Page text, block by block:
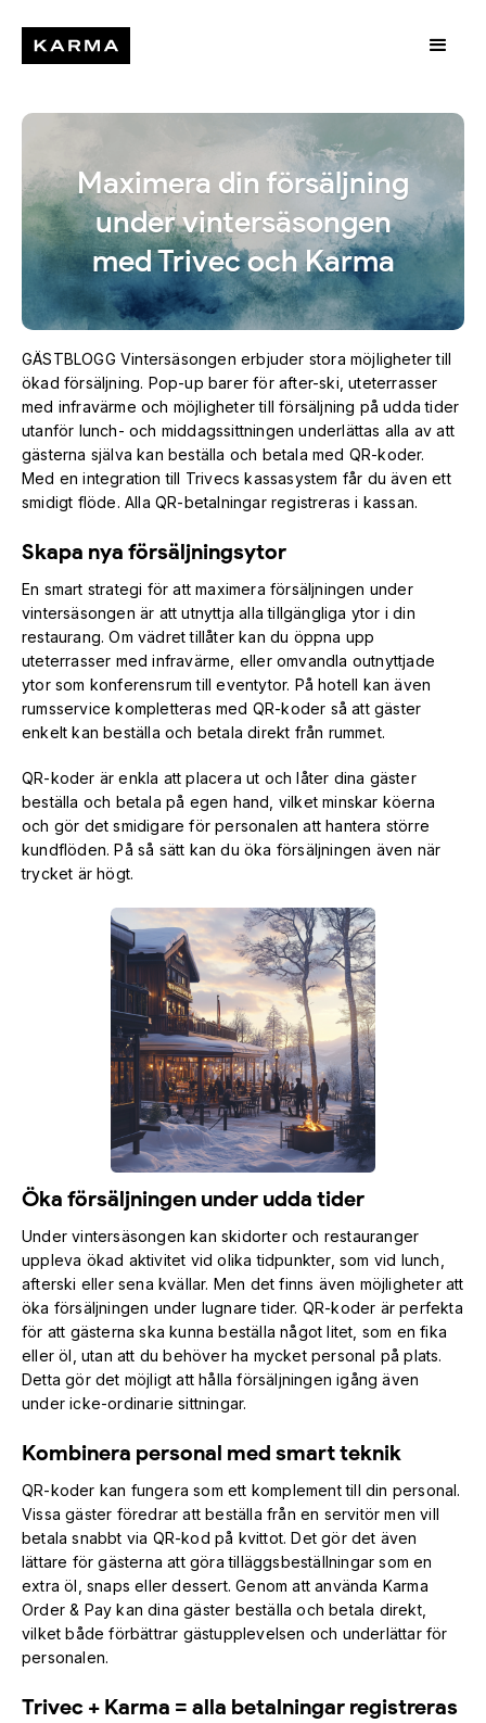
Maximera din försäljning
under vintersäsongen
med Trivec och Karma
GÄSTBLOGG Vintersäsongen erbjuder stora möjligheter till
ökad försäljning. Pop-up barer för after-ski, uteterrasser
med infravärme och möjligheter till försäljning på udda tider
utanför lunch- och middagssittningen underlättas alla av att
gästerna själva kan beställa och betala med QR-koder.
Med en integration till Trivecs kassasystem får du även ett
smidigt flöde. Alla QR-betalningar registreras i kassan.
Skapa nya försäljningsytor
En smart strategi för att maximera försäljningen under
vintersäsongen är att utnyttja alla tillgängliga ytor i din
restaurang. Om vädret tillåter kan du öppna upp
uteterrasser med infravärme, eller omvandla outnyttjade
ytor som konferensrum till eventytor. På hotell kan även
rumsservice kompletteras med QR-koder så att gäster
enkelt kan beställa och betala direkt från rummet.
QR-koder är enkla att placera ut och låter dina gäster
beställa och betala på egen hand, vilket minskar köerna
och gör det smidigare för personalen att hantera större
kundflöden. På så sätt kan du öka försäljningen även när
trycket är högt.
Öka försäljningen under udda tider
Under vintersäsongen kan skidorter och restauranger
uppleva ökad aktivitet vid olika tidpunkter, som vid lunch,
afterski eller sena kvällar. Men det finns även möjligheter att
öka försäljningen under lugnare tider. QR-koder är perfekta
för att gästerna ska kunna beställa något litet, som en fika
eller öl, utan att du behöver ha mycket personal på plats.
Detta gör det möjligt att hålla försäljningen igång även
under icke-ordinarie sittningar.
Kombinera personal med smart teknik
QR-koder kan fungera som ett komplement till din personal.
Vissa gäster föredrar att beställa från en servitör men vill
betala snabbt via QR-kod på kvittot. Det gör det även
lättare för gästerna att göra tilläggsbeställningar som en
extra öl, snaps eller dessert. Genom att använda Karma
Order & Pay kan dina gäster beställa och betala direkt,
vilket både förbättrar gästupplevelsen och underlättar för
personalen.
Trivec + Karma = alla betalningar registreras